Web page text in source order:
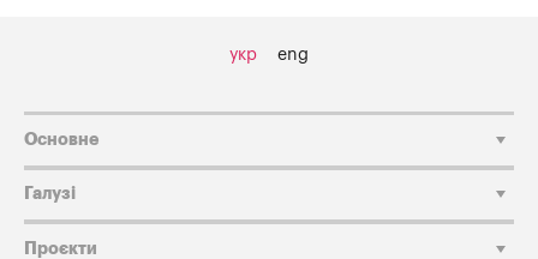
укр eng
Основне
Галузі
Проєкти